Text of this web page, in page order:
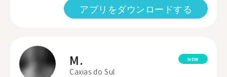
アプリをダウンロードする
M.
Caxias do Sul
NEW